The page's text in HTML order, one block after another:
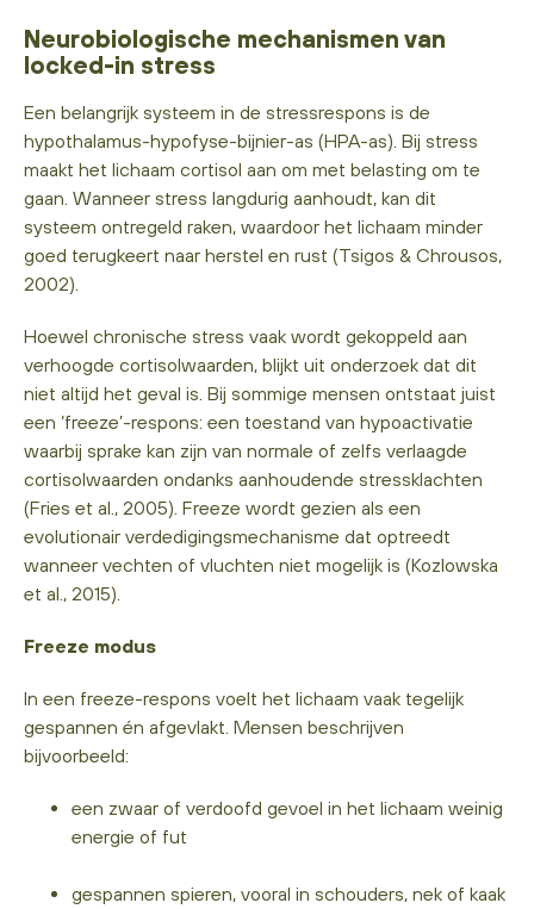
Neurobiologische mechanismen van
locked-in stress
Een belangrijk systeem in de stressrespons is de
hypothalamus-hypofyse-bijnier-as (HPA-as). Bij stress
maakt het lichaam cortisol aan om met belasting om te
gaan. Wanneer stress langdurig aanhoudt, kan dit
systeem ontregeld raken, waardoor het lichaam minder
goed terugkeert naar herstel en rust (Tsigos & Chrousos,
2002).
Hoewel chronische stress vaak wordt gekoppeld aan
verhoogde cortisolwaarden, blijkt uit onderzoek dat dit
niet altijd het geval is. Bij sommige mensen ontstaat juist
een ‘freeze’-respons: een toestand van hypoactivatie
waarbij sprake kan zijn van normale of zelfs verlaagde
cortisolwaarden ondanks aanhoudende stressklachten
(Fries et al., 2005). Freeze wordt gezien als een
evolutionair verdedigingsmechanisme dat optreedt
wanneer vechten of vluchten niet mogelijk is (Kozlowska
et al., 2015).
Freeze modus
In een freeze-respons voelt het lichaam vaak tegelijk
gespannen én afgevlakt. Mensen beschrijven
bijvoorbeeld:
een zwaar of verdoofd gevoel in het lichaam weinig
energie of fut
gespannen spieren, vooral in schouders, nek of kaak